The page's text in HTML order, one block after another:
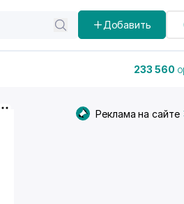
Добавить
233 560
Реклама на сайте